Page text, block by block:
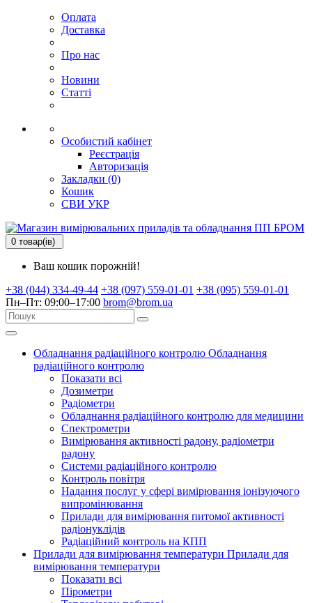
Оплата
Доставка
Про нас
Новини
Статті
Особистий кабінет
Реєстрація
Авторизація
Закладки (0)
Кошик
СВИ УКР
0 товар(ів)
Ваш кошик порожній!
+38 (044) 334-49-44 +38 (097) 559-01-01 +38 (095) 559-01-01
Пн–Пт: 09:00–17:00 brom@brom.ua
Обладнання радіаційного контролю Обладнання
радіаційного контролю
Показати всі
Дозиметри
Радіометри
Обладнання радіаційного контролю для медицини
Спектрометри
Вимірювання активності радону, радіометри
радону
Системи радіаційного контролю
Контроль повітря
Надання послуг у сфері вимірювання іонізуючого
випромінювання
Прилади для вимірювання питомої активності
радіонуклідів
Радіаційний контроль на КПП
Прилади для вимірювання температури Прилади для
вимірювання температури
Показати всі
Пірометри